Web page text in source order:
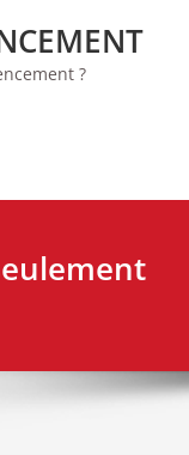
?
la navigation